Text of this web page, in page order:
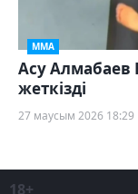
ММА
Асу Алмабаев
жеткізді
27 маусым 2026 18:29
18+